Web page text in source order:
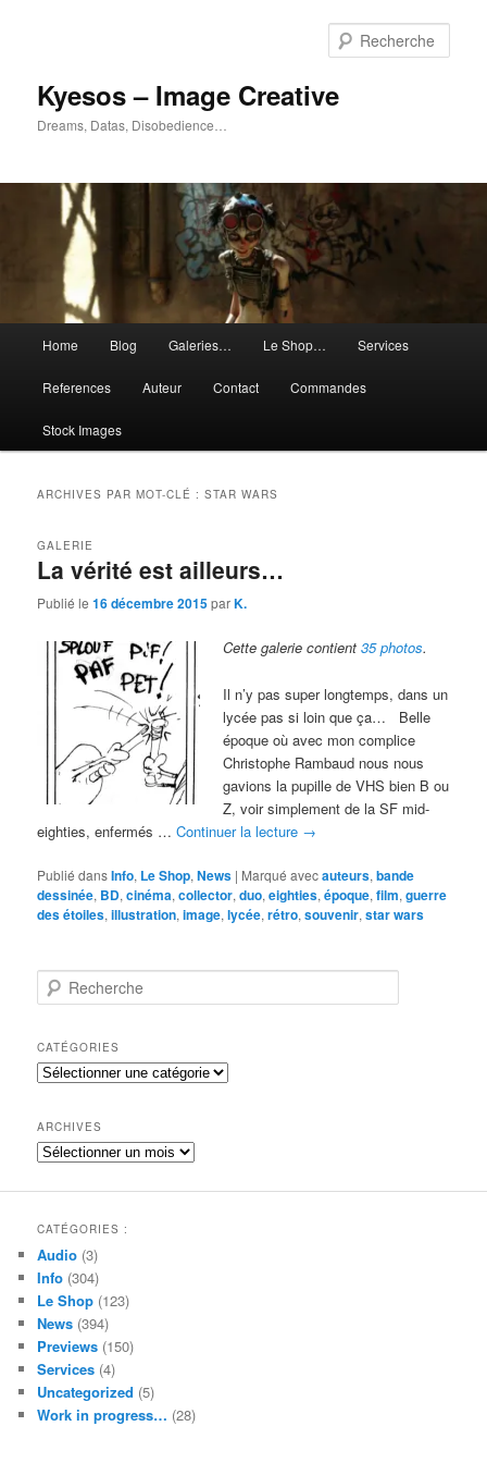
Kyesos – Image Creative
Dreams, Datas, Disobedience…
principal
Home Blog Galeries… Le Shop… Services
References Auteur Contact Commandes
Stock Images
ARCHIVES PAR MOT-CLÉ :STAR WARS
La vérité est ailleurs…
GALERIE
Publié le16 décembre 2015parK.
Cette galerie contient35 photos.
Il n’y pas super longtemps, dans un
lycée pas si loin que ça… Belle
époque où avec mon complice
Christophe Rambaud nous nous
gavions la pupille de VHS bien B ou
Z, voir simplement de la SF mid-
eighties, enfermés …Continuer la lecture →
Publié dansInfo, Le Shop,News | Marqué avecauteurs,bande
dessinée, BD,cinéma,collector,duo,eighties,époque,film,guerre
des étoiles,illustration,image,lycée,rétro,souvenir,star wars
e
h
e
r
h
e
CATÉGORIES
Catégories
ARCHIVES
Archives
CATÉGORIES :
Audio (3)
Info (304)
Le Shop (123)
News (394)
Previews (150)
Services (4)
Uncategorized (5)
Work in progress… (28)